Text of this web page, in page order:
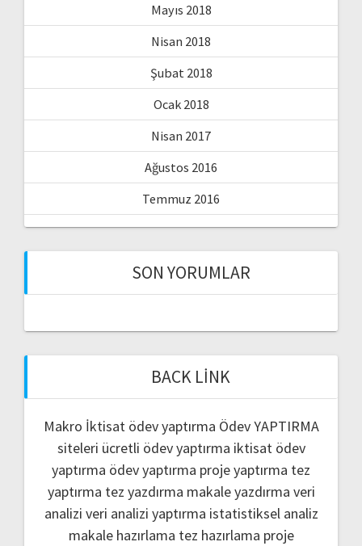
Mayıs 2018
Nisan 2018
Şubat 2018
Ocak 2018
Nisan 2017
Ağustos 2016
Temmuz 2016
SON YORUMLAR
BACK LINK
Makro İktisat ödev yaptırma Ödev YAPTIRMA
siteleri ücretli ödev yaptırma iktisat ödev
yaptırma ödev yaptırma proje yaptırma tez
yaptırma tez yazdırma makale yazdırma veri
analizi veri analizi yaptırma istatistiksel analiz
makale hazırlama tez hazırlama proje